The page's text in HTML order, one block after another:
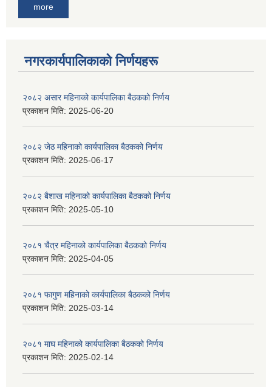
more
नगरकार्यपालिकाकाे निर्णयहरू
२०८२ असार महिनाको कार्यपालिका बैठकको निर्णय
प्रकाशन मिति: 2025-06-20
२०८२ जेठ महिनाको कार्यपालिका बैठकको निर्णय
प्रकाशन मिति: 2025-06-17
२०८२ बैशाख महिनाको कार्यपालिका बैठकको निर्णय
प्रकाशन मिति: 2025-05-10
२०८१ चैत्र महिनाको कार्यपालिका बैठकको निर्णय
प्रकाशन मिति: 2025-04-05
२०८१ फागुण महिनाको कार्यपालिका बैठकको निर्णय
प्रकाशन मिति: 2025-03-14
२०८१ माघ महिनाको कार्यपालिका बैठकको निर्णय
प्रकाशन मिति: 2025-02-14